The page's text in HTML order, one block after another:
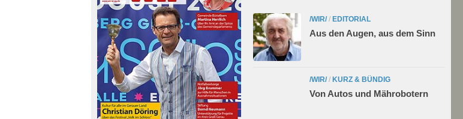
/WIR/ / EDITORIAL
Aus den Augen, aus dem Sinn
/WIR/ / KURZ & BÜNDIG
Von Autos und Mährobotern